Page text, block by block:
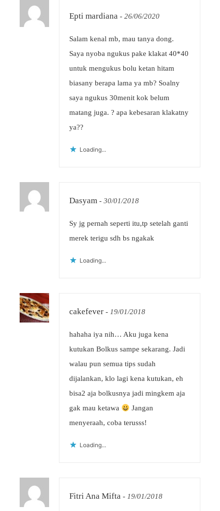
Epti mardiana - 26/06/2020
Salam kenal mb, mau tanya dong.
Saya nyoba ngukus pake klakat 40*40
untuk mengukus bolu ketan hitam
biasany berapa lama ya mb? Soalny
saya ngukus 30menit kok belum
matang juga. ? apa kebesaran klakatny
ya??
Loading...
Dasyam - 30/01/2018
Sy jg pernah seperti itu,tp setelah ganti
merek terigu sdh bs ngakak
Loading...
cakefever - 19/01/2018
hahaha iya nih… Aku juga kena
kutukan Bolkus sampe sekarang. Jadi
walau pun semua tips sudah
dijalankan, klo lagi kena kutukan, eh
bisa2 aja bolkusnya jadi mingkem aja
gak mau ketawa
Jangan
menyeraah, coba terusss!
Loading...
Fitri Ana Mifta - 19/01/2018